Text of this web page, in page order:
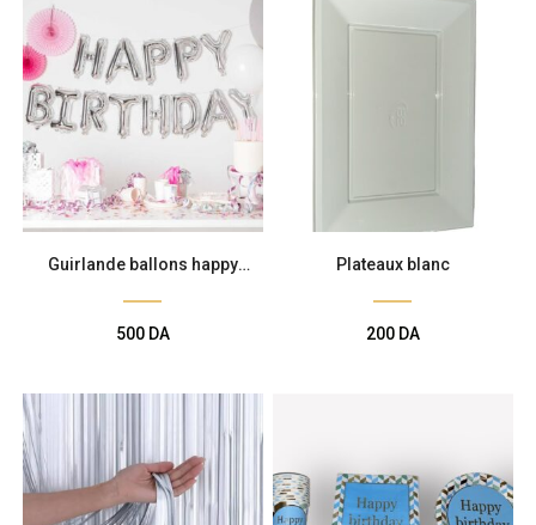
Guirlande ballons happy
500 DA
Plateaux blanc
200 DA